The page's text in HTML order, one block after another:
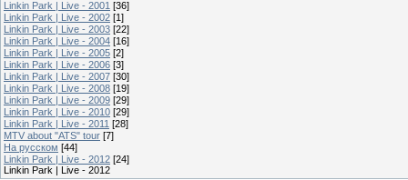
Linkin Park | Live - 2001 [36]
Linkin Park | Live - 2002 [1]
Linkin Park | Live - 2003 [22]
Linkin Park | Live - 2004 [16]
Linkin Park | Live - 2005 [2]
Linkin Park | Live - 2006 [3]
Linkin Park | Live - 2007 [30]
Linkin Park | Live - 2008 [19]
Linkin Park | Live - 2009 [29]
Linkin Park | Live - 2010 [29]
Linkin Park | Live - 2011 [28]
MTV about "ATS" tour [7]
На русском [44]
Linkin Park | Live - 2012 [24]
Linkin Park | Live - 2012